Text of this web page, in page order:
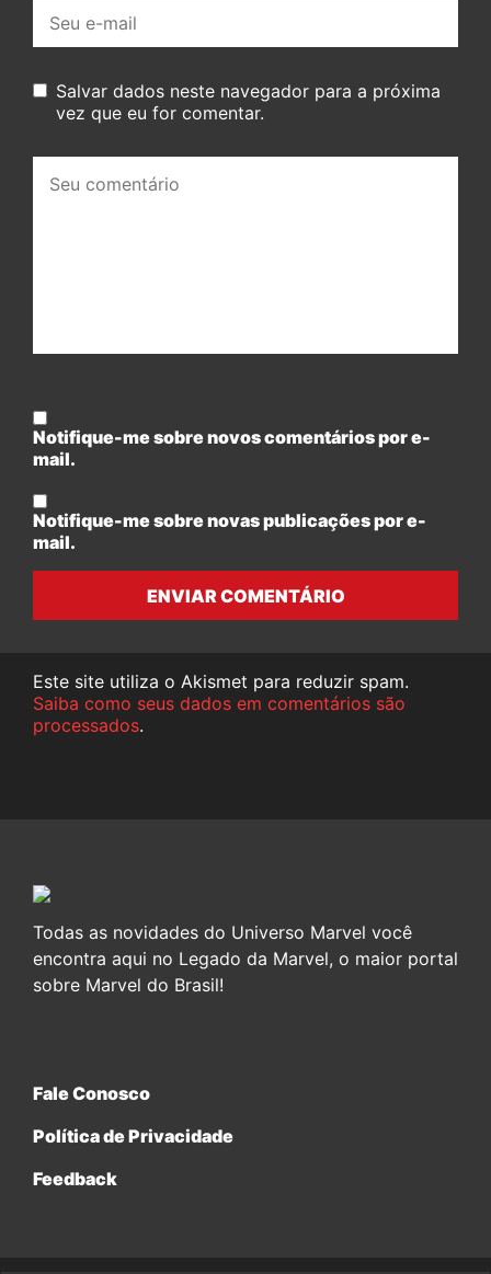
mail:
Salvar dados neste navegador para a próxima
vez que eu for comentar.
comentário:
Notifique-me sobre novos comentários por e-
mail.
Notifique-me sobre novas publicações por e-
mail.
ENVIAR COMENTÁRIO
Este site utiliza o Akismet para reduzir spam.
Saiba como seus dados em comentários são
processados.
Todas as novidades do Universo Marvel você
encontra aqui no Legado da Marvel, o maior portal
sobre Marvel do Brasil!
Fale Conosco
Política de Privacidade
Feedback